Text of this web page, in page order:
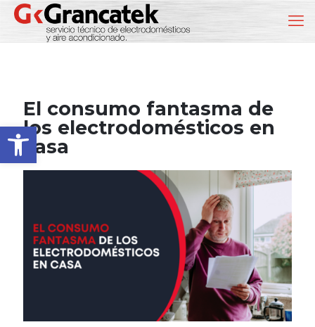
Abrir barra de herramientas
El consumo fantasma de
los electrodomésticos en
casa